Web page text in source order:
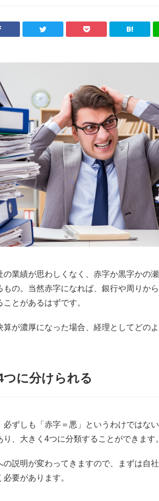
の業績が思わしくなく、赤字か黒字かの
の。当然赤字になれば、銀行や周りか
とがあるはずです。
が濃厚になった場合、経理としてどの
に分けられる
必ずしも「赤字＝悪」というわけではな
、大きく4つに分類することができます。
説明が変わってきますので、まずは自
要があります。